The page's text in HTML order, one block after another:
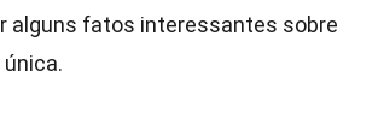
alguns fatos interessantes sobre